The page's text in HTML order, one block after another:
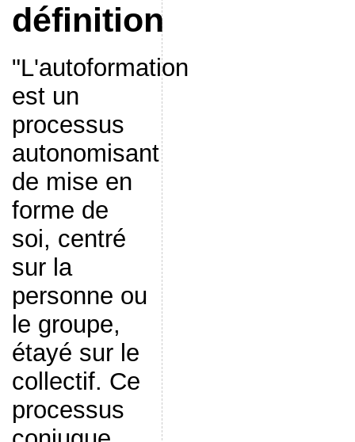
définition
"L'autoformation
est un
processus
autonomisant
de mise en
forme de
soi, centré
sur la
personne ou
le groupe,
étayé sur le
collectif. Ce
processus